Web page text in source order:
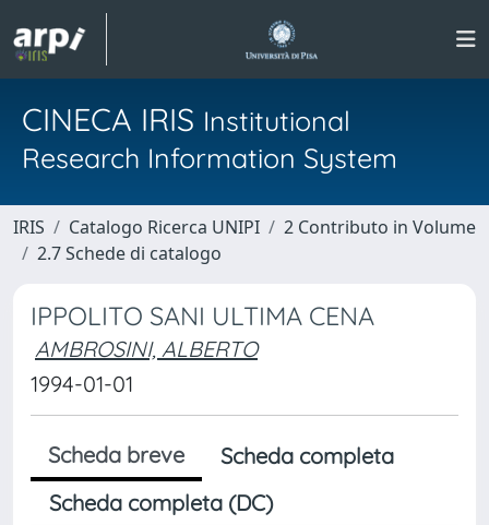
CINECA IRIS Institutional
Research Information System
IRIS Catalogo Ricerca UNIPI
2 Contributo in Volume
2.7 Schede di catalogo
IPPOLITO SANI ULTIMA CENA
AMBROSINI, ALBERTO
1994-01-01
Scheda breve
Scheda completa
Scheda completa (DC)